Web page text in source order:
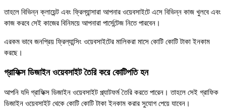
তাহলে বিভিন্ন ক্লায়েন্ট এবং ফ্রিল্যান্সারা আপনার ওয়েবসাইটে এসে বিভিন্ন কাজ খুলবে এবং
কাজ করবে সেই কাজের বিনিময়ে আপনারা পার্সেন্টেজ নিতে পারবেন।
এরকম ভাবে জনপ্রিয় ফ্রিল্যান্সিং ওয়েবসাইটের মালিকরা মাসে কোটি কোটি টাকা ইনকাম
করছে।
গ্রাফিক্স ডিজাইন ওয়েবসাইট তৈরি করে কোটিপতি হন
আপনি যদি গ্রাফিক্স ডিজাইন ওয়েবসাইট প্ল্যাটফর্ম তৈরি করতে পারেন। তাহলে সেই গ্রাফিক
ডিজাইন ওয়েবসাইট থেকে কোটি কোটি টাকা ইনকাম করার সুযোগ পেয়ে যাবেন।